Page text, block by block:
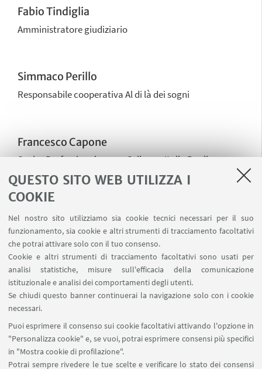
QUESTO SITO WEB UTILIZZA I
COOKIE
Nel nostro sito utilizziamo sia cookie tecnici necessari per il suo
funzionamento, sia cookie e altri strumenti di tracciamento facoltativi
che potrai attivare solo con il tuo consenso.
Cookie e altri strumenti di tracciamento facoltativi sono usati per
analisi statistiche, misure sull'efficacia della comunicazione
istituzionale e analisi dei comportamenti degli utenti.
Se chiudi questo banner continuerai la navigazione solo con i cookie
necessari.
Puoi esprimere il consenso sui cookie facoltativi attivando l'opzione in
"Personalizza cookie" e, se vuoi, potrai esprimere consensi più specifici
in "Mostra cookie di profilazione".
Potrai sempre rivedere le tue scelte e verificare lo stato dei consensi
Fabio Tindiglia
Amministratore giudiziario
Simmaco Perillo
Responsabile cooperativa Al di là dei sogni
Francesco Capone
Senior Professional presso Sviluppo Italia Puglia
Ingegnere di Bologna - Gruppo Geo-mapping dei beni
confiscati in Emilia - Romagna
Veronica Visani
Architetta di Bologna - Gruppo Geo-mapping dei beni